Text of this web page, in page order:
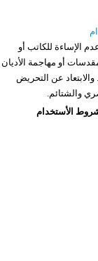
الإساءة للكاتب أو
أو مهاجمة الأديان
والابتعاد عن التحريض
والشتائم.
الأستخدام